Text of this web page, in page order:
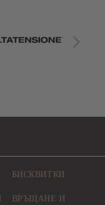
БИСКВИТКИ
ВРЪЩАНЕ И